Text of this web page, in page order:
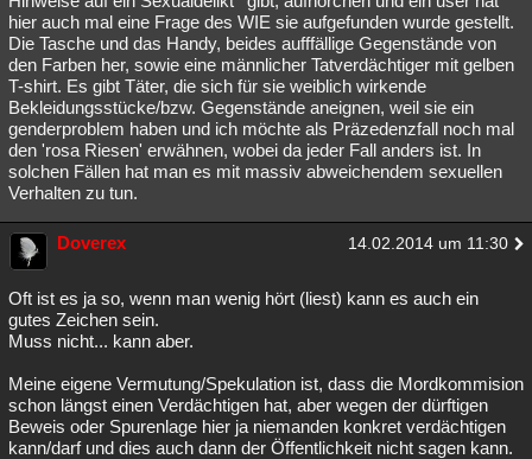
Natur Umfragen Unterhaltung
weitere Rubriken
Philosophie Träume Orte Esoterik Literatur
Astronomie Helpdesk Gruppen Gaming Filme
Musik Clash
Übersichten
Besucht
Lesenswert Schlüsselwörter
hier auch mal eine Frage des WIE sie aufgefunden wurde gestellt.
Die Tasche und das Handy, beides aufffällige Gegenstände von
den Farben her, sowie eine männlicher Tatverdächtiger mit gelben
T-shirt. Es gibt Täter, die sich für sie weiblich wirkende
Bekleidungsstücke/bzw. Gegenstände aneignen, weil sie ein
genderproblem haben und ich möchte als Präzedenzfall noch mal
den 'rosa Riesen' erwähnen, wobei da jeder Fall anders ist. In
solchen Fällen hat man es mit massiv abweichendem sexuellen
Verhalten zu tun.
Doverex 14.02.2014 um 11:30
Oft ist es ja so, wenn man wenig hört (liest) kann es auch ein
gutes Zeichen sein.
Muss nicht... kann aber.
Meine eigene Vermutung/Spekulation ist, dass die Mordkommision
schon längst einen Verdächtigen hat, aber wegen der dürftigen
Beweis oder Spurenlage hier ja niemanden konkret verdächtigen
kann/darf und dies auch dann der Öffentlichkeit nicht sagen kann.